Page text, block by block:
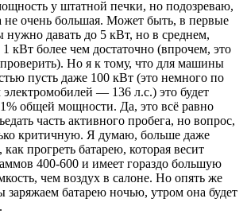
у штатной печки, но подозреваю,
не очень большая. Может быть, в первые
нужно давать до 5 кВт, но в среднем,
кВт более чем достаточно (впрочем, это
Но я к тому, что для машины
пусть даже 100 кВт (это немного по
— 136 л.с.) это будет
1% общей мощности. Да, это всё равно
часть активного пробега, но вопрос,
критичную. Я думаю, больше даже
как прогреть батарею, которая весит
400-600 и имеет гораздо большую
чем воздух в салоне. Но опять же
заряжаем батарею ночью, утром она будет